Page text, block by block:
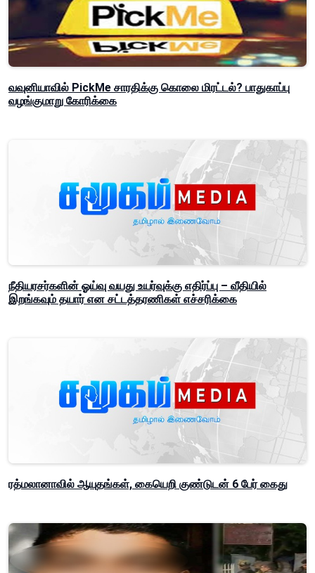
வவுனியாவில் PickMe சாரதிக்கு கொலை மிரட்டல்? பாதுகாப்பு
வழங்குமாறு கோரிக்கை
நீதியரசர்களின் ஓய்வு வயது உயர்வுக்கு எதிர்ப்பு – வீதியில்
இறங்கவும் தயார் என சட்டத்தரணிகள் எச்சரிக்கை
ரத்மலானாவில் ஆயுதங்கள், கையெறி குண்டுடன் 6 பேர் கைது